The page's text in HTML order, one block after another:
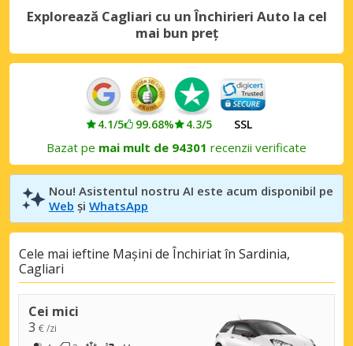
Explorează Cagliari cu un Închirieri Auto la cel
mai bun preț
4.1/5 99.68% 4.3/5 SSL
Bazat pe mai mult de 94301 recenzii verificate
Nou! Asistentul nostru AI este acum disponibil pe
Web și WhatsApp
Cele mai ieftine Mașini de Închiriat în Sardinia,
Cagliari
Cei mici
3 € /zi